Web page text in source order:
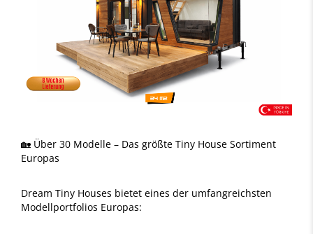
🏡 Über 30 Modelle – Das größte Tiny House Sortiment
Europas
Dream Tiny Houses bietet eines der umfangreichsten
Modellportfolios Europas: